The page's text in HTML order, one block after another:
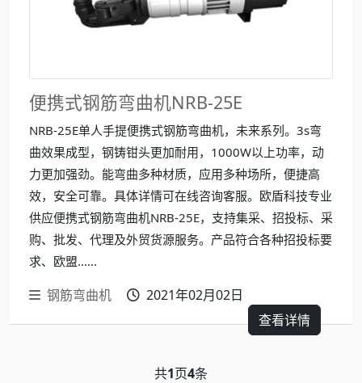
便携式钢筋弯曲机NRB-25E
NRB-25E单人手提便携式钢筋弯曲机，未来系列。3s弯
曲效果成型，钢铸钳头更加耐用，1000W以上功率，动
力更加强劲。能弯曲多种材质，应用多种场所，便捷高
效，安全可靠。具体详情可在线咨询客服。欧盾科技专业
供应便携式钢筋弯曲机NRB-25E，支持集采、招投标、采
购、批发、代理及外贸货源服务。产品符合各种招投标要
求、欧盟......
钢筋弯曲机
2021年02月02日
查看详情
共1页4条